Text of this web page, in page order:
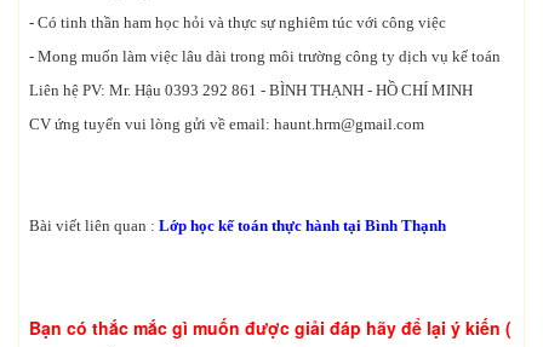
- Có tinh thần ham học hỏi và thực sự nghiêm túc với công việc
- Mong muốn làm việc lâu dài trong môi trường công ty dịch vụ kế toán
Liên hệ PV: Mr. Hậu 0393 292 861 - BÌNH THẠNH - HỒ CHÍ MINH
CV ứng tuyển vui lòng gửi về email: haunt.hrm@gmail.com
Bài viết liên quan : Lớp học kế toán thực hành tại Bình Thạnh
Bạn có thắc mắc gì muốn được giải đáp hãy để lại ý kiến (